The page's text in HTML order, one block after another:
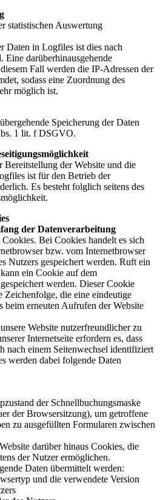
statistischen Auswertung
Daten in Logfiles ist dies nach
Eine darüberhinausgehende
Fall werden die IP-Adressen der
sodass eine Zuordnung des
möglich ist.
Speicherung der Daten
1 lit. f DSGVO.
Bereitstellung der Website und die
ist für den Betrieb der
Es besteht folglich seitens des
der Datenverarbeitung
Bei Cookies handelt es sich
bzw. vom Internetbrowser
Nutzers gespeichert werden. Ruft ein
ein Cookie auf dem
werden. Dieser Cookie
Zeichenfolge, die eine eindeutige
beim erneuten Aufrufen der Website
Website nutzerfreundlicher zu
Internetseite erfordern es, dass
nach einem Seitenwechsel identifiziert
werden dabei folgende Daten
der Schnellbuchungsmaske
der Browsersitzung), um getroffene
zu ausgefüllten Formularen zwischen
darüber hinaus Cookies, die
der Nutzer ermöglichen.
Daten übermittelt werden:
und die verwendete Version